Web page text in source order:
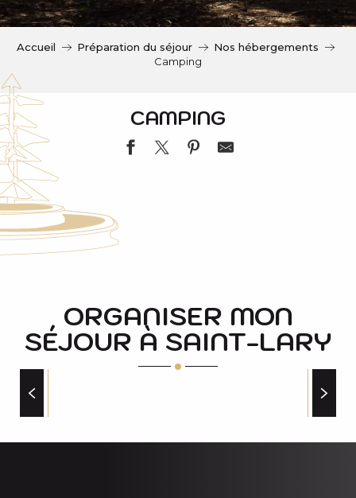
i
l
Accueil Préparation du séjour
Nos hébergements
Camping
CAMPING
CAMPING LE RIOUMAJOU
CAMPING ARTIGUETTE SAINT JACQUES
CAMPING LE RUISSEAU
ORGANISER MON
SÉJOUR À SAINT-LARY